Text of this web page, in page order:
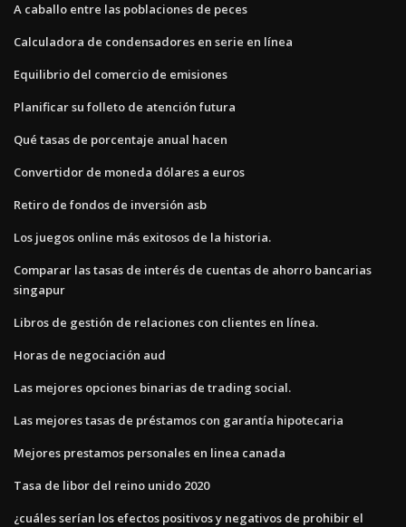
A caballo entre las poblaciones de peces
Calculadora de condensadores en serie en línea
Equilibrio del comercio de emisiones
Planificar su folleto de atención futura
Qué tasas de porcentaje anual hacen
Convertidor de moneda dólares a euros
Retiro de fondos de inversión asb
Los juegos online más exitosos de la historia.
Comparar las tasas de interés de cuentas de ahorro bancarias
singapur
Libros de gestión de relaciones con clientes en línea.
Horas de negociación aud
Las mejores opciones binarias de trading social.
Las mejores tasas de préstamos con garantía hipotecaria
Mejores prestamos personales en linea canada
Tasa de libor del reino unido 2020
¿cuáles serían los efectos positivos y negativos de prohibir el